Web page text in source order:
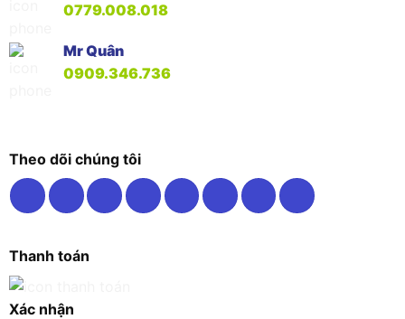
0779.008.018
Mr Quân
0909.346.736
Theo dõi chúng tôi
Thanh toán
Xác nhận